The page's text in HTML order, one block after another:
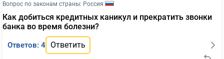
Вопрос по законам страны: Россия
Как добиться кредитных каникул и прекратить звонки
банка во время болезни?
Ответов: 4 Ответить